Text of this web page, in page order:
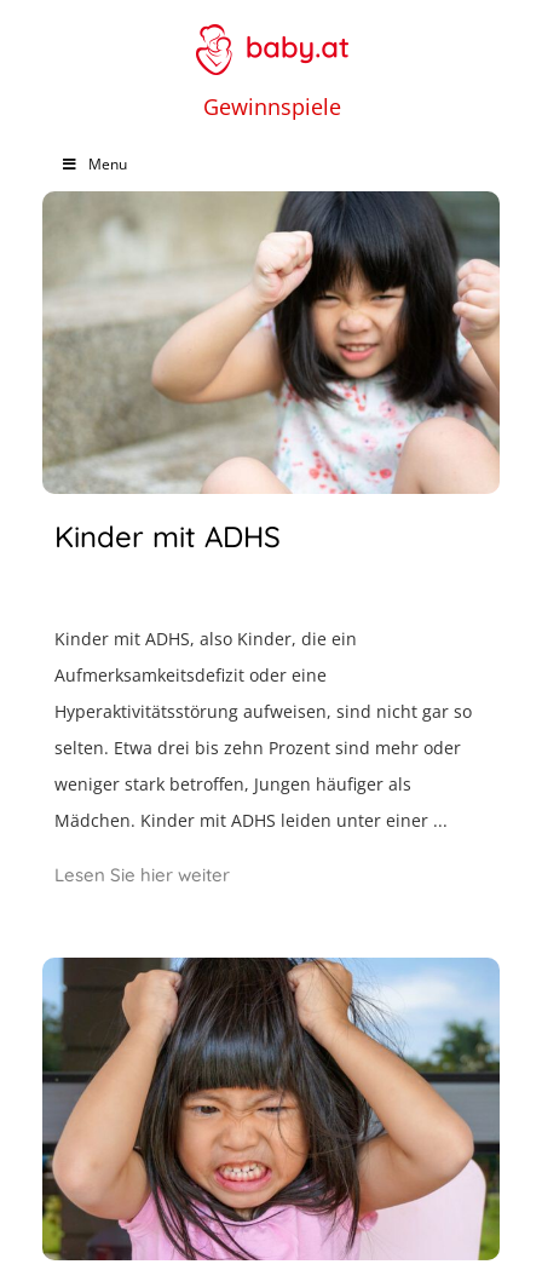
Gewinnspiele
Menu
Kinder mit ADHS
Kinder mit ADHS, also Kinder, die ein
Aufmerksamkeitsdefizit oder eine
Hyperaktivitätsstörung aufweisen, sind nicht gar so
selten. Etwa drei bis zehn Prozent sind mehr oder
weniger stark betroffen, Jungen häufiger als
Mädchen. Kinder mit ADHS leiden unter einer ...
Lesen Sie hier weiter